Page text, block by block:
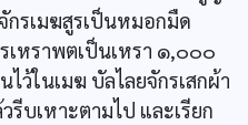
กรเมฆสูรเป็นหมอกมืด
เหราพตเป็นเหรา ๑,๐๐๐
ว้ในเมฆ บัลไลยจักรเสกผ้า
บเหาะตามไป และเรียก